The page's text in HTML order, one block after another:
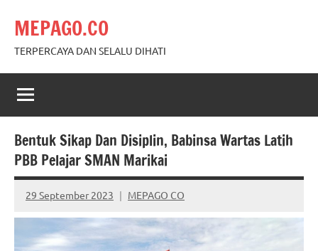
content
MEPAGO.CO
TERPERCAYA DAN SELALU DIHATI
Bentuk Sikap Dan Disiplin, Babinsa Wartas Latih
PBB Pelajar SMAN Marikai
29 September 2023 MEPAGO CO
No
comments